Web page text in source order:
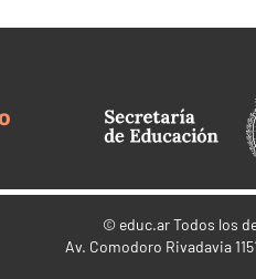
© educ.arTodos los
Av. Comodoro Rivadavia